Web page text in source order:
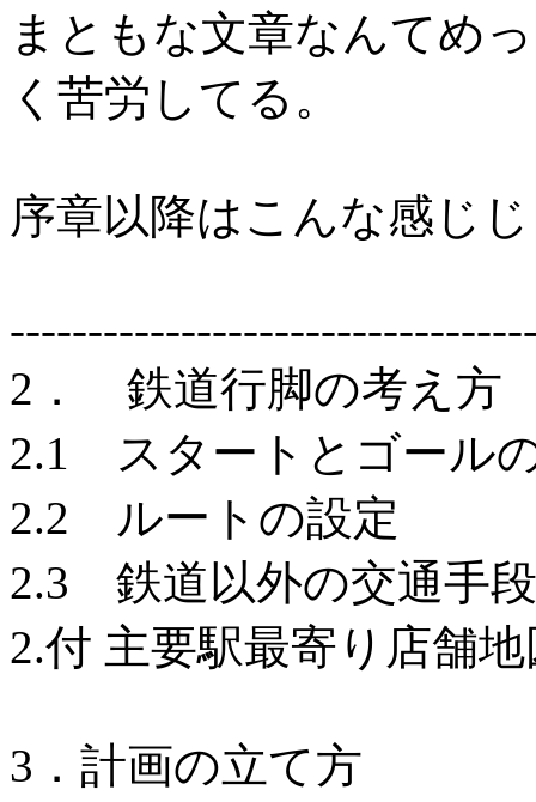
まともな文章なんてめ
く苦労してる。
序章以降はこんな感じ
2． 鉄道行脚の考え方
2.1 スタートとゴール
2.2 ルートの設定
2.3 鉄道以外の交通手段
2.付 主要駅最寄り店舗地
3．計画の立て方